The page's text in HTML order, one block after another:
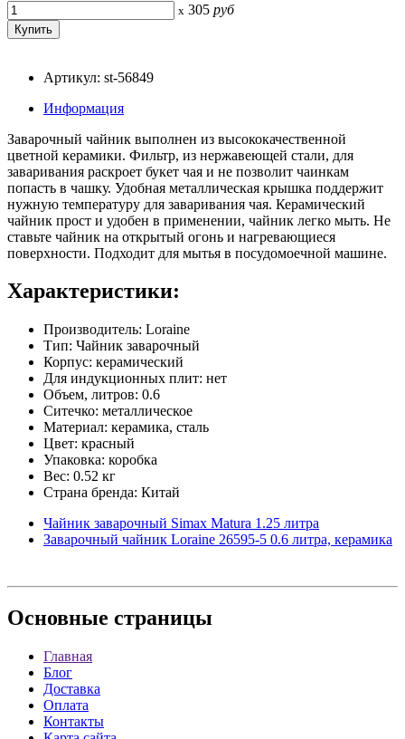
x 305 руб
Артикул: st-56849
Информация
Заварочный чайник выполнен из высококачественной
цветной керамики. Фильтр, из нержавеющей стали, для
заваривания раскроет букет чая и не позволит чаинкам
попасть в чашку. Удобная металлическая крышка поддержит
нужную температуру для заваривания чая. Керамический
чайник прост и удобен в применении, чайник легко мыть. Не
ставьте чайник на открытый огонь и нагревающиеся
поверхности. Подходит для мытья в посудомоечной машине.
Характеристики:
Производитель: Loraine
Тип: Чайник заварочный
Корпус: керамический
Для индукционных плит: нет
Объем, литров: 0.6
Ситечко: металлическое
Материал: керамика, сталь
Цвет: красный
Упаковка: коробка
Вес: 0.52 кг
Страна бренда: Китай
Чайник заварочный Simax Matura 1.25 литра
Заварочный чайник Loraine 26595-5 0.6 литра, керамика
Основные страницы
Главная
Блог
Доставка
Оплата
Контакты